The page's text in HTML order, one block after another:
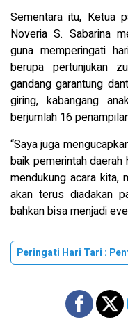
Sementara itu, Ketua
Noveria S. Sabarina
guna memperingati
berupa pertunjukan
gandang garantung
giring, kabangang
berjumlah 16
“Saya juga
baik pemerintah
mendukung acara kita,
akan terus diadakan
bahkan bisa menjadi
Peringati Hari Tari :